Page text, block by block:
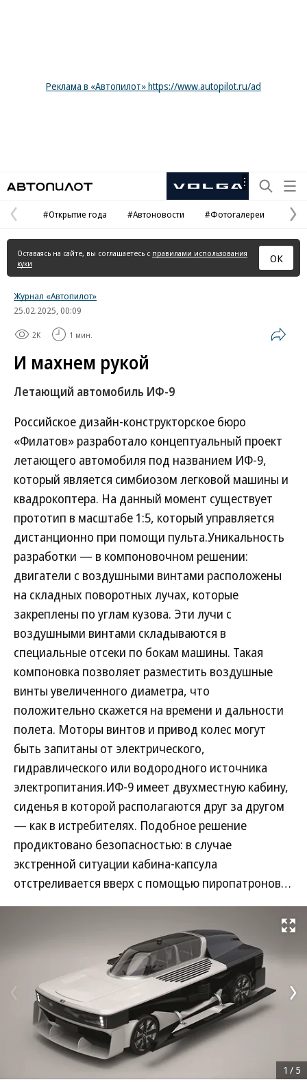
Реклама в «Автопилот» https://www.autopilot.ru/ad
Рекламная
Предыдущая
страница
#Открытие года #Автоновости #Фотогалереи
Оставаясь на сайте, вы соглашаетесь с правилами использования
куки
ОК
Журнал «Автопилот»
25.02.2025, 00:09
2K 1 мин.
И махнем рукой
Летающий автомобиль ИФ-9
Российское дизайн-конструкторское бюро
«Филатов» разработало концептуальный проект
летающего автомобиля под названием ИФ-9,
который является симбиозом легковой машины и
квадрокоптера. На данный момент существует
прототип в масштабе 1:5, который управляется
дистанционно при помощи пульта.Уникальность
разработки — в компоновочном решении:
двигатели с воздушными винтами расположены
на складных поворотных лучах, которые
закреплены по углам кузова. Эти лучи с
воздушными винтами складываются в
специальные отсеки по бокам машины. Такая
компоновка позволяет разместить воздушные
винты увеличенного диаметра, что
положительно скажется на времени и дальности
полета. Моторы винтов и привод колес могут
быть запитаны от электрического,
гидравлического или водородного источника
электропитания.ИФ-9 имеет двухместную кабину,
сиденья в которой располагаются друг за другом
— как в истребителях. Подобное решение
продиктовано безопасностью: в случае
экстренной ситуации кабина-капсула
отстреливается вверх с помощью пиропатронов…
Развернуть
1 / 5